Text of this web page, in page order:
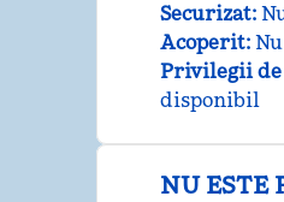
Securizat:
Acoperit:
Privilegii
disponibil
NU ESTE